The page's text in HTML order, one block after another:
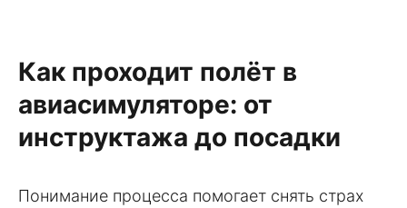
Как проходит полёт в
авиасимуляторе: от
инструктажа до посадки
Понимание процесса помогает снять страх